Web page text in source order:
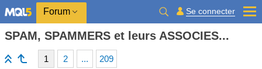
Forum Se connecter
SPAM, SPAMMERS et leurs ASSOCIES...
1 2 ... 209